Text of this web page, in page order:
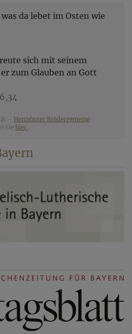
da lebet im Osten wie
sich mit seinem
zum Glauben an Gott
– Herrnhuter Brüdergemeine
Sie hier .